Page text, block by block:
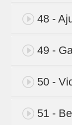
48 -
49 -
50 -
51 -